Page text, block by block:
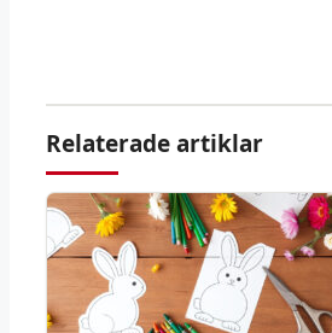
Relaterade artiklar